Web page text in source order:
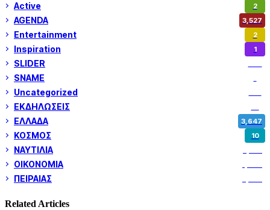
Active 2
AGENDA 3,527
Entertainment 2
Inspiration 1
SLIDER
SNAME
Uncategorized
ΕΚΔΗΛΩΣΕΙΣ
ΕΛΛΑΔΑ 3,647
ΚΟΣΜΟΣ 10
ΝΑΥΤΙΛΙΑ
ΟΙΚΟΝΟΜΙΑ
ΠΕΙΡΑΙΑΣ
Related Articles